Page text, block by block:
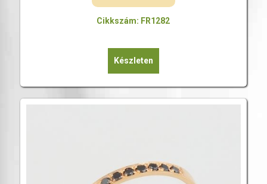
Cikkszám: FR1282
Készleten